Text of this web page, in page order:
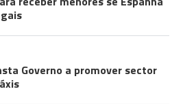
Governo a promover sector